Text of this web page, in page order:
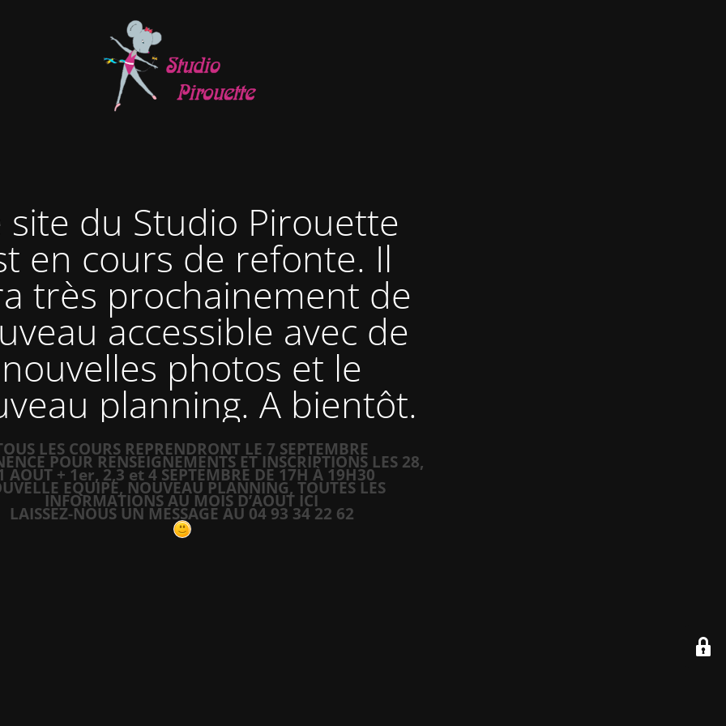
site du Studio Pirouette
en cours de refonte. Il
très prochainement de
accessible avec de
nouvelles photos et le
planning. A bientôt.
LES COURS REPRENDRONT LE 7 SEPTEMBRE
POUR RENSEIGNEMENTS ET INSCRIPTIONS LES 28,
AOUT + 1er, 2,3 et 4 SEPTEMBRE DE 17H À 19H30
EQUIPE, NOUVEAU PLANNING, TOUTES LES
INFORMATIONS AU MOIS D’AOUT ICI
LAISSEZ-NOUS UN MESSAGE AU 04 93 34 22 62